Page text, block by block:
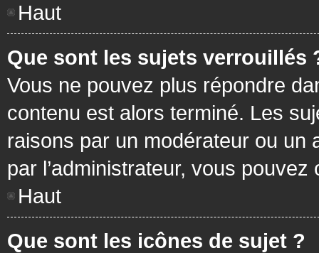
Haut
Que sont les sujets verrouillés
Vous ne pouvez plus répondre
contenu est alors terminé. Les
raisons par un modérateur ou un
par l’administrateur, vous
Haut
Que sont les icônes de sujet ?